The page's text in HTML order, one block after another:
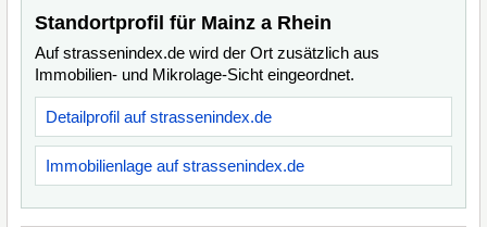
Standortprofil für Mainz a Rhein
Auf strassenindex.de wird der Ort zusätzlich aus
Immobilien- und Mikrolage-Sicht eingeordnet.
Detailprofil auf strassenindex.de
Immobilienlage auf strassenindex.de